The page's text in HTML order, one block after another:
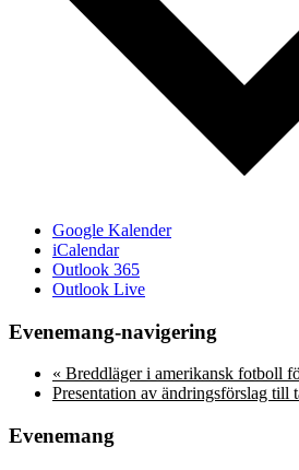
Google Kalender
iCalendar
Outlook 365
Outlook Live
Evenemang-navigering
« Breddläger i amerikansk fotboll
Presentation av ändringsförslag till
Evenemang